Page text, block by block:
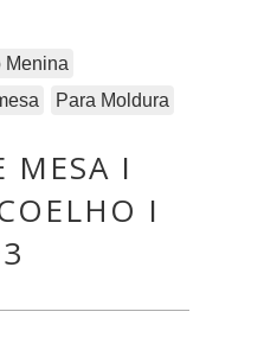
Menina
Para Moldura
MESA I
I